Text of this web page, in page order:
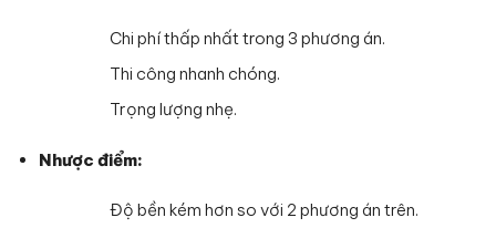
Chi phí thấp nhất trong 3 phương án.
Thi công nhanh chóng.
Trọng lượng nhẹ.
Nhược điểm:
Độ bền kém hơn so với 2 phương án trên.